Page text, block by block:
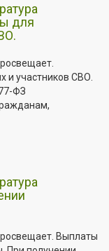
для
и участников СВО.
ФЗ
Выплаты